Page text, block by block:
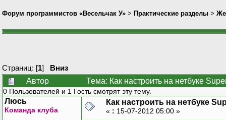
Форум программистов «Весельчак У» > Практические разделы >
Страниц: [1] Вниз
Автор
Тема: Как настроить на нетбуке
0 Пользователей и 1 Гость смотрят эту тему.
Люсь
Команда клуба
Как настроить на нетбуке
« : 15-07-2012 05:00 »